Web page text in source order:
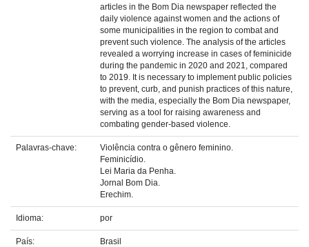
articles in the Bom Dia newspaper reflected the
daily violence against women and the actions of
some municipalities in the region to combat and
prevent such violence. The analysis of the articles
revealed a worrying increase in cases of feminicide
during the pandemic in 2020 and 2021, compared
to 2019. It is necessary to implement public policies
to prevent, curb, and punish practices of this nature,
with the media, especially the Bom Dia newspaper,
serving as a tool for raising awareness and
combating gender-based violence.
Palavras-chave:
Violência contra o gênero feminino.
Feminicídio.
Lei Maria da Penha.
Jornal Bom Dia.
Erechim.
Idioma: por
País: Brasil